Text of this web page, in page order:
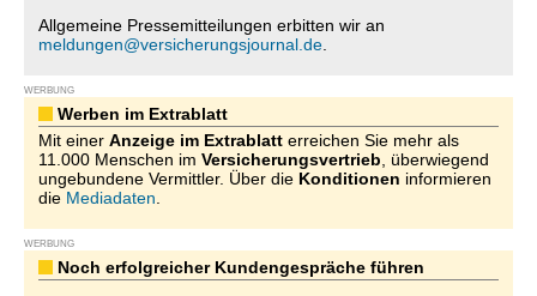
Allgemeine Pressemitteilungen erbitten wir an
meldungen@versicherungsjournal.de
WERBUNG
Werben im Extrablatt
Mit einer Anzeige im Extrablatt erreichen Sie mehr als
11.000 Menschen im Versicherungsvertrieb , überwiegend
ungebundene Vermittler. Über die Konditionen informieren
die Mediadaten
WERBUNG
Noch erfolgreicher Kundengespräche führen